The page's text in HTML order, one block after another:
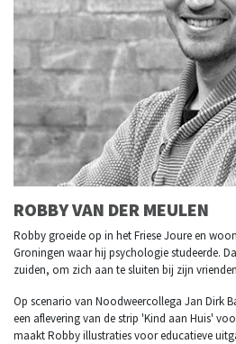
ROBBY VAN DER MEULEN
Robby groeide op in het Friese Joure en
Groningen waar hij psychologie studeerde.
zuiden, om zich aan te sluiten bij zijn
Op scenario van Noodweercollega Jan Dirk
een aflevering van de strip 'Kind aan Huis'
maakt Robby illustraties voor educatieve